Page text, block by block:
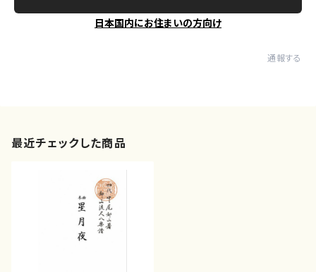
日本国内にお住まいの方向け
通報する
最近チェックした商品